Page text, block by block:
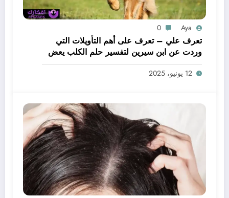
Aya
0
تعرف علي – تعرف على أهم التأويلات التي
وردت عن ابن سيرين لتفسير حلم الكلب يعض
يدي – بالتفصيل
12 يونيو، 2025